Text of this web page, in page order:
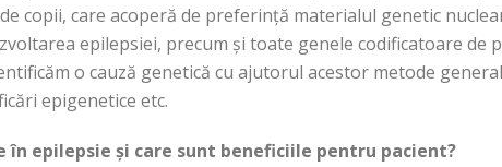
copii, care acoperă de preferință materialul genetic
epilepsiei, precum și toate genele codificatoare
o cauză genetică cu ajutorul acestor metode
epigenetice etc.
epilepsie și care sunt beneficiile pentru pacient?